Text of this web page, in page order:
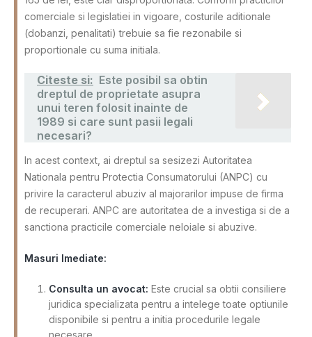
comerciale si legislatiei in vigoare, costurile aditionale
(dobanzi, penalitati) trebuie sa fie rezonabile si
proportionale cu suma initiala.
Citeste si: Este posibil sa obtin
dreptul de proprietate asupra
unui teren folosit inainte de
1989 si care sunt pasii legali
necesari?
In acest context, ai dreptul sa sesizezi Autoritatea
Nationala pentru Protectia Consumatorului (ANPC) cu
privire la caracterul abuziv al majorarilor impuse de firma
de recuperari. ANPC are autoritatea de a investiga si de a
sanctiona practicile comerciale neloiale si abuzive.
Masuri Imediate:
Consulta un avocat: Este crucial sa obtii consiliere
juridica specializata pentru a intelege toate optiunile
disponibile si pentru a initia procedurile legale